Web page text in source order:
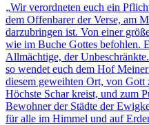
„Wir verordneten euch ein
dem Offenbarer der Verse, am
darzubringen ist. Von einer
wie im Buche Gottes befohlen.
Allmächtige, der
so wendet euch dem Hof
diesem geweihten Ort, von
Höchste Schar kreist, und zum
Bewohner der Städte der
für alle im Himmel und auf